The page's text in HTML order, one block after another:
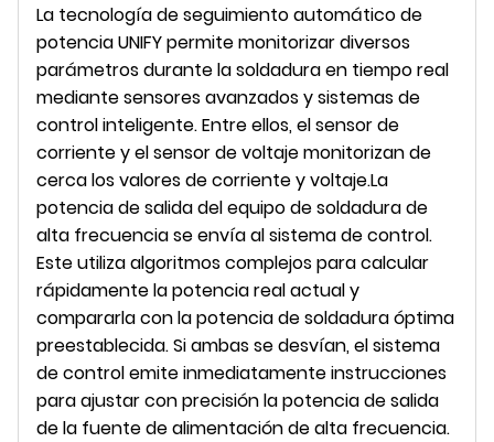
La tecnología de seguimiento automático de
potencia UNIFY permite monitorizar diversos
parámetros durante la soldadura en tiempo real
mediante sensores avanzados y sistemas de
control inteligente. Entre ellos, el sensor de
corriente y el sensor de voltaje monitorizan de
cerca los valores de corriente y voltaje.La
potencia de salida del equipo de soldadura de
alta frecuencia se envía al sistema de control.
Este utiliza algoritmos complejos para calcular
rápidamente la potencia real actual y
compararla con la potencia de soldadura óptima
preestablecida. Si ambas se desvían, el sistema
de control emite inmediatamente instrucciones
para ajustar con precisión la potencia de salida
de la fuente de alimentación de alta frecuencia.